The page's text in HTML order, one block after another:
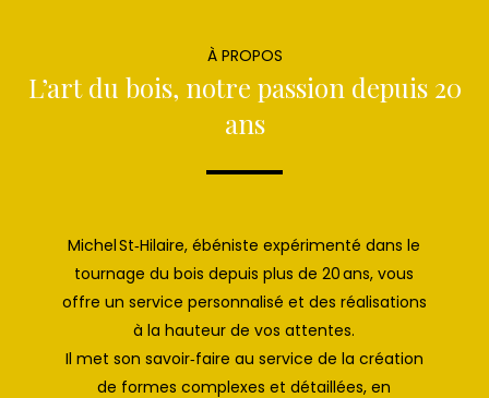
À PROPOS
L’art du bois, notre passion depuis 20
ans
Michel St‑Hilaire, ébéniste expérimenté dans le
tournage du bois depuis plus de 20 ans, vous
offre un service personnalisé et des réalisations
à la hauteur de vos attentes.
Il met son savoir‑faire au service de la création
de formes complexes et détaillées, en